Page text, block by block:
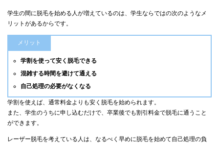
学生の間に脱毛を始める人が増えているのは、学生ならではの次のようなメ
リットがあるからです。
メリット
学割を使って安く脱毛できる
混雑する時間を避けて通える
自己処理の必要がなくなる
学割を使えば、通常料金よりも安く脱毛を始められます。
また、学生のうちに申し込むだけで、卒業後でも割引料金で脱毛に通うこと
ができます。
レーザー脱毛を考えている人は、なるべく早めに脱毛を始めて自己処理の負